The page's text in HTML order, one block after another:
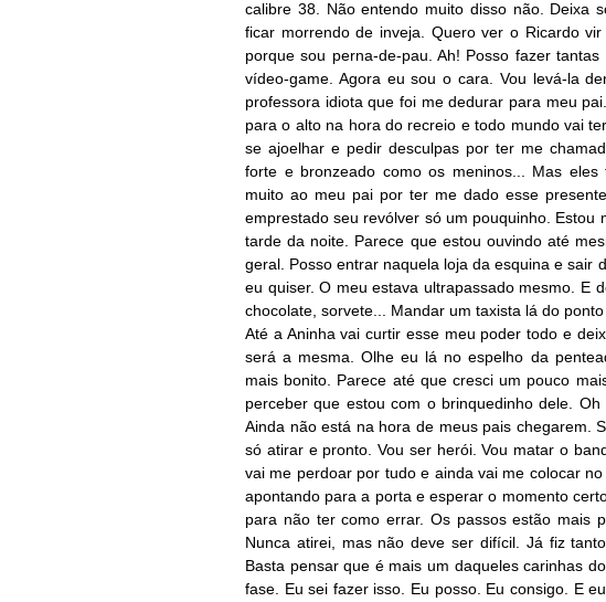
calibre 38. Não entendo muito disso não. Deixa
ficar morrendo de inveja. Quero ver o Ricardo
porque sou perna-de-pau. Ah! Posso fazer
vídeo-game. Agora eu sou o cara. Vou levá-la
professora idiota que foi me dedurar para meu
para o alto na hora do recreio e todo mundo vai
se ajoelhar e pedir desculpas por ter me
forte e bronzeado como os meninos... Mas
muito ao meu pai por ter me dado esse
emprestado seu revólver só um pouquinho. Estou
tarde da noite. Parece que estou ouvindo até
geral. Posso entrar naquela loja da esquina e sair
eu quiser. O meu estava ultrapassado mesmo. E
chocolate, sorvete... Mandar um taxista lá do
Até a Aninha vai curtir esse meu poder todo e
será a mesma. Olhe eu lá no espelho da
mais bonito. Parece até que cresci um pouco
perceber que estou com o brinquedinho dele.
Ainda não está na hora de meus pais chegarem.
só atirar e pronto. Vou ser herói. Vou matar o
vai me perdoar por tudo e ainda vai me colocar
apontando para a porta e esperar o momento
para não ter como errar. Os passos estão mais
Nunca atirei, mas não deve ser difícil. Já fiz
Basta pensar que é mais um daqueles carinhas
fase. Eu sei fazer isso. Eu posso. Eu consigo. E